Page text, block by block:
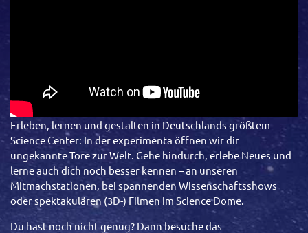
Erleben, lernen und gestalten in Deutschlands größtem
Science Center: In der experimenta öffnen wir dir
ungekannte Tore zur Welt. Gehe hindurch, erlebe Neues und
lerne auch dich noch besser kennen – an unseren
Mitmachstationen, bei spannenden Wissenschaftsshows
oder spektakulären (3D-) Filmen im Science Dome.
Du hast noch nicht genug? Dann besuche das